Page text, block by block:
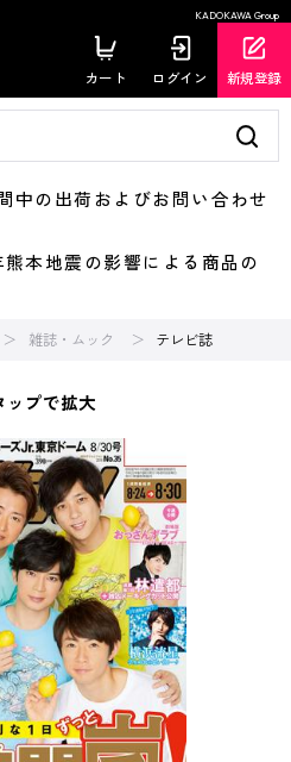
KADOKAWA Group
カート ログイン 新規登録
の出荷およびお問い合わせ
本地震の影響による商品の
雑誌・ムック テレビ誌
ップで拡大